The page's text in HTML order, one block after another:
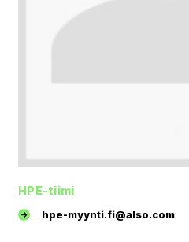
HPE-tiimi
hpe-myynti.fi@also.com